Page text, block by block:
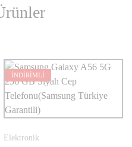
İNDİRİMLİ
Elektronik